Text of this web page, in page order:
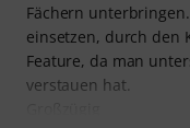
Fächern
einsetzen, durch den
Feature, da man
verstauen hat.